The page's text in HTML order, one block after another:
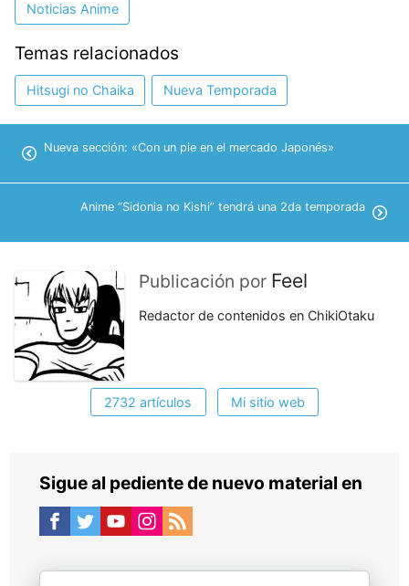
Noticias Anime
Temas relacionados
Hitsugi no Chaika Nueva Temporada
Nueva sección: «Con un pie en el mercado Japonés»
Anime “Sidonia no Kishi” tendrá una 2da temporada
Publicación por Feel
Redactor de contenidos en ChikiOtaku
2732 artículos Mi sitio web
Sigue al pediente de nuevo material en